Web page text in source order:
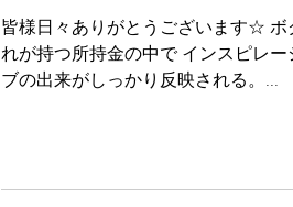
皆様日々ありがとうございます☆ ボ
れが持つ所持金の中で インスピレ
ブの出来がしっかり反映される。...